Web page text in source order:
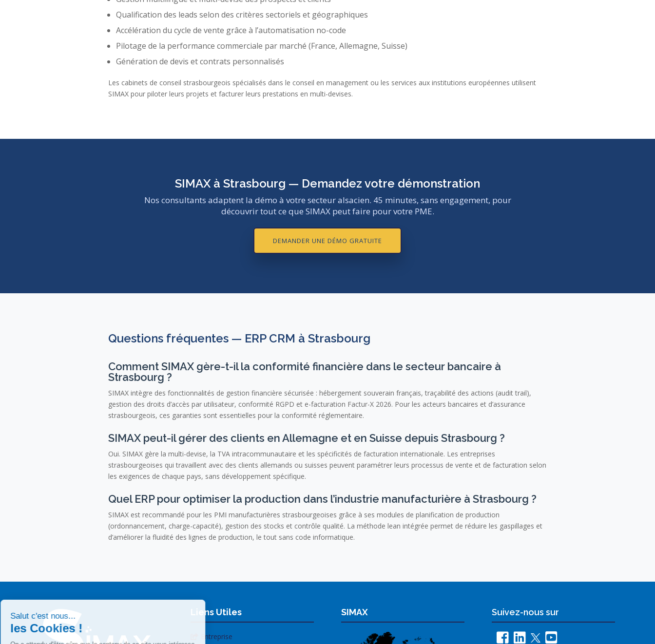
Qualification des leads selon des critères sectoriels et géographiques
Accélération du cycle de vente grâce à l’automatisation no-code
Pilotage de la performance commerciale par marché (France, Allemagne, Suisse)
Génération de devis et contrats personnalisés
Les cabinets de conseil strasbourgeois spécialisés dans le conseil en management ou les services aux institutions européennes utilisent
SIMAX pour piloter leurs projets et facturer leurs prestations en multi-devises.
SIMAX à Strasbourg — Demandez votre démonstration
Nos consultants adaptent la démo à votre secteur alsacien. 45 minutes, sans engagement, pour
découvrir tout ce que SIMAX peut faire pour votre PME.
DEMANDER UNE DÉMO GRATUITE
Questions fréquentes — ERP CRM à Strasbourg
Comment SIMAX gère-t-il la conformité financière dans le secteur bancaire à
Strasbourg ?
SIMAX intègre des fonctionnalités de gestion financière sécurisée : hébergement souverain français, traçabilité des actions (audit trail),
gestion des droits d’accès par utilisateur, conformité RGPD et e-facturation Factur-X 2026. Pour les acteurs bancaires et d’assurance
strasbourgeois, ces garanties sont essentielles pour la conformité réglementaire.
SIMAX peut-il gérer des clients en Allemagne et en Suisse depuis Strasbourg ?
Oui. SIMAX gère la multi-devise, la TVA intracommunautaire et les spécificités de facturation internationale. Les entreprises
strasbourgeoises qui travaillent avec des clients allemands ou suisses peuvent paramétrer leurs processus de vente et de facturation selon
les exigences de chaque pays, sans développement spécifique.
Quel ERP pour optimiser la production dans l’industrie manufacturière à Strasbourg ?
SIMAX est recommandé pour les PMI manufacturières strasbourgeoises grâce à ses modules de planification de production
(ordonnancement, charge-capacité), gestion des stocks et contrôle qualité. La méthode lean intégrée permet de réduire les gaspillages et
d’améliorer la fluidité des lignes de production, le tout sans code informatique.
Liens Utiles
Entreprise
SIMAX Suivez-nous sur